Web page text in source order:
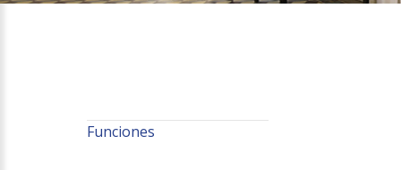
Funciones